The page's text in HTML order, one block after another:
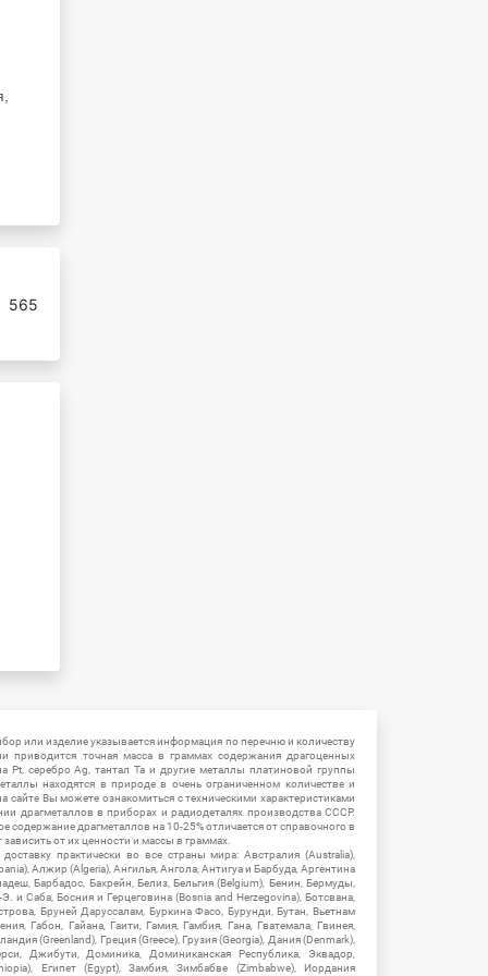
565
или изделие указывается информация по перечню и количеству
приводится точная масса в граммах содержания драгоценных
Pt, серебро Ag, тантал Ta и другие металлы платиновой группы
находятся в природе в очень ограниченном количестве и
Вы можете ознакомиться с техническими характеристиками
драгметаллов в приборах и радиодеталях производства СССР.
содержание драгметаллов на 10-25% отличается от справочного в
от их ценности и массы в граммах.
практически во все страны мира: Австралия (Australia),
Алжир (Algeria), Ангилья, Ангола, Антигуа и Барбуда, Аргентина
Барбадос, Бахрейн, Белиз, Бельгия (Belgium), Бенин, Бермуды,
и Саба, Босния и Герцеговина (Bosnia and Herzegovina), Ботсвана,
Бруней Даруссалам, Буркина Фасо, Бурунди, Бутан, Вьетнам
Габон, Гайана, Гаити, Гамия, Гамбия, Гана, Гватемала, Гвинея,
(Greenland), Греция (Greece), Грузия (Georgia), Дания (Denmark),
Джибути, Доминика, Доминиканская Республика, Эквадор,
Египет (Egypt), Замбия, Зимбабве (Zimbabwe), Иордания